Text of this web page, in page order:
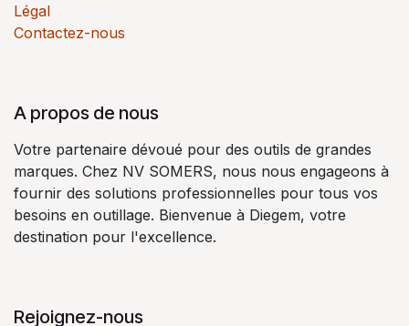
Légal
Contactez-nous
A propos de nous
Votre partenaire dévoué pour des outils de grandes
marques. Chez NV SOMERS, nous nous engageons à
fournir des solutions professionnelles pour tous vos
besoins en outillage. Bienvenue à Diegem, votre
destination pour l'excellence.
Rejoignez-nous